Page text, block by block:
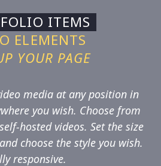
ITEMS
ELEMENTS
YOUR PAGE
media at any position in
you wish. Choose from
hosted videos. Set the size
choose the style you wish.
responsive.